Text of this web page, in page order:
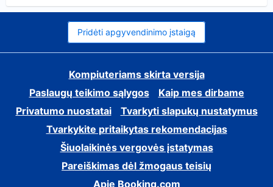
Pridėti apgyvendinimo įstaigą
Kompiuteriams skirta versija
Paslaugų teikimo sąlygos
Kaip mes dirbame
Privatumo nuostatai
Tvarkyti slapukų nustatymus
Tvarkykite pritaikytas rekomendacijas
Šiuolaikinės vergovės įstatymas
Pareiškimas dėl žmogaus teisių
Apie Booking.com